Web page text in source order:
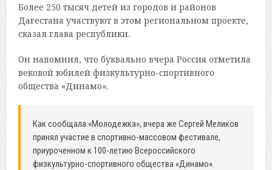
Более 250 тысяч детей из городов и районов
Дагестана участвуют в этом региональном проекте,
сказал глава республики.
Он напомнил, что буквально вчера Россия отметила
вековой юбилей физкультурно-спортивного
общества «Динамо».
Как сообщала «Молодежка», вчера же Сергей Меликов
принял участие в спортивно-массовом фестивале,
приуроченном к 100-летию Всероссийского
физкультурно-спортивного общества «Динамо».